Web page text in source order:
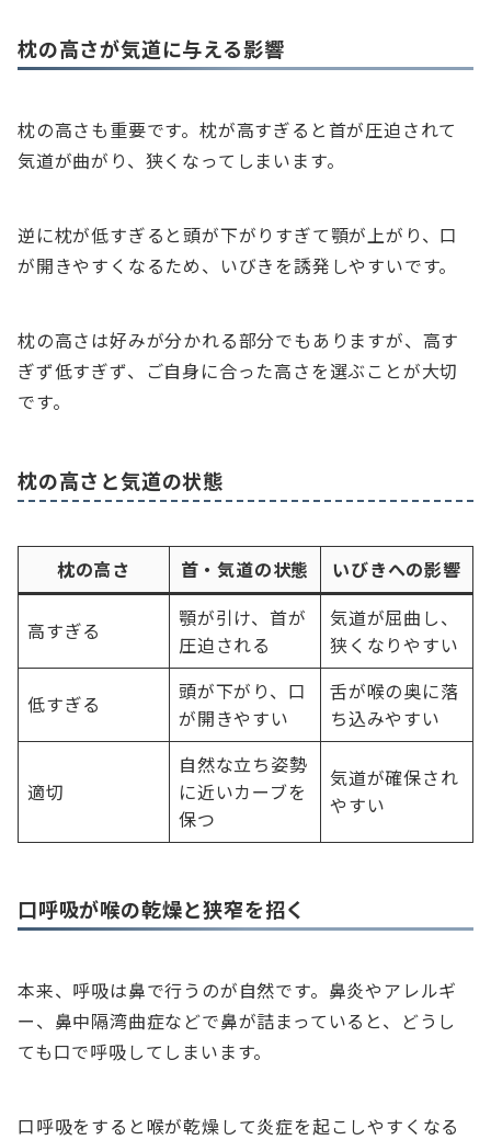
枕の高さが気道に与える影響
枕の高さも重要です。枕が高すぎると首が圧迫されて
気道が曲がり、狭くなってしまいます。
逆に枕が低すぎると頭が下がりすぎて顎が上がり、口
が開きやすくなるため、いびきを誘発しやすいです。
枕の高さは好みが分かれる部分でもありますが、高す
ぎず低すぎず、ご自身に合った高さを選ぶことが大切
です。
枕の高さと気道の状態
枕の高さ 首・気道の状態 いびきへの影響
高すぎる
顎が引け、首が
圧迫される
気道が屈曲し、
狭くなりやすい
低すぎる
頭が下がり、口
が開きやすい
舌が喉の奥に落
ち込みやすい
適切
自然な立ち姿勢
に近いカーブを
保つ
気道が確保され
やすい
口呼吸が喉の乾燥と狭窄を招く
本来、呼吸は鼻で行うのが自然です。鼻炎やアレルギ
ー、鼻中隔湾曲症などで鼻が詰まっていると、どうし
ても口で呼吸してしまいます。
口呼吸をすると喉が乾燥して炎症を起こしやすくなる